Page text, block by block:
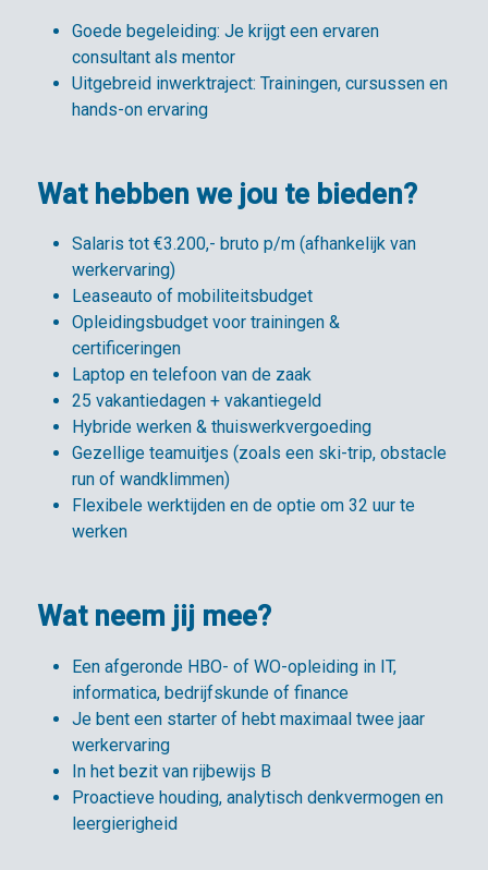
Goede begeleiding: Je krijgt een ervaren
consultant als mentor
Uitgebreid inwerktraject: Trainingen, cursussen en
hands-on ervaring
Wat hebben we jou te bieden?
Salaris tot €3.200,- bruto p/m (afhankelijk van
werkervaring)
Leaseauto of mobiliteitsbudget
Opleidingsbudget voor trainingen &
certificeringen
Laptop en telefoon van de zaak
25 vakantiedagen + vakantiegeld
Hybride werken & thuiswerkvergoeding
Gezellige teamuitjes (zoals een ski-trip, obstacle
run of wandklimmen)
Flexibele werktijden en de optie om 32 uur te
werken
Wat neem jij mee?
Een afgeronde HBO- of WO-opleiding in IT,
informatica, bedrijfskunde of finance
Je bent een starter of hebt maximaal twee jaar
werkervaring
In het bezit van rijbewijs B
Proactieve houding, analytisch denkvermogen en
leergierigheid